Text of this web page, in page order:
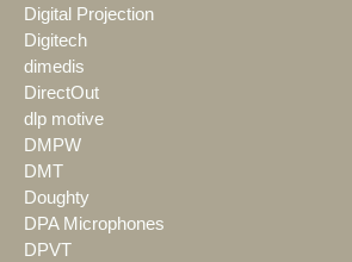
Digital Projection
Digitech
dimedis
DirectOut
dlp motive
DMPW
DMT
Doughty
DPA Microphones
DPVT